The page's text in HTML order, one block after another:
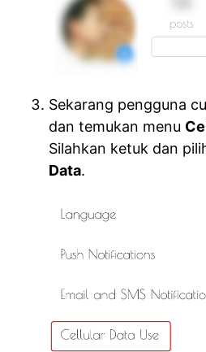
Sekarang pengguna
dan temukan menu
Silahkan ketuk dan
Data.